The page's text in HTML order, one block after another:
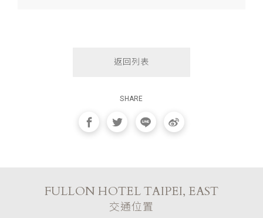
返回列表
SHARE
FULLON HOTEL TAIPEI, EAST
交通位置